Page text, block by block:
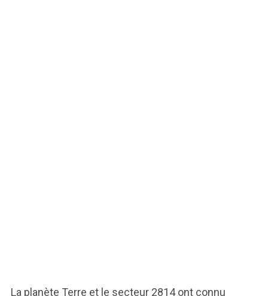
La planète Terre et le secteur 2814 ont connu